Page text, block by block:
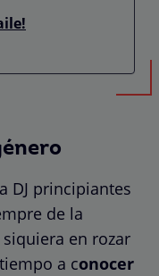
DJ principiantes
de la
en rozar
a conocer